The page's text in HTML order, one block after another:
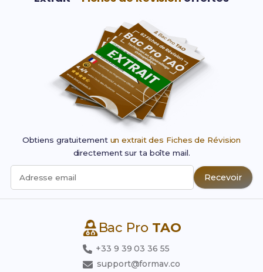
Obtiens gratuitement un extrait des Fiches de Révision
directement sur ta boîte mail.
Adresse email Recevoir
Bac Pro TAO
+33 9 39 03 36 55
support@formav.co